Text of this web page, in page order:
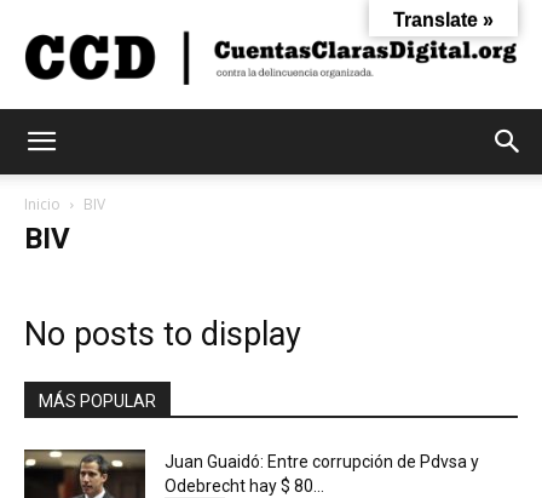
Inicio BIV
BIV
No posts to display
MÁS POPULAR
Juan Guaidó: Entre corrupción de Pdvsa y
Odebrecht hay $ 80...
Translate »